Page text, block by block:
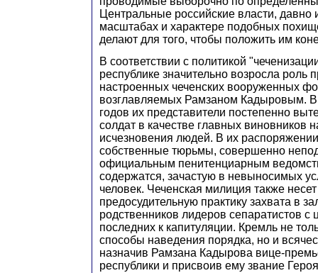
Центральные российские власти,
масштабах и характере подобных
делают для того, чтобы положить им
В соответствии с политикой
республике значительно возросла роль
настроенных чеченских вооруженных
возглавляемых Рамзаном Кадыровым. В
годов их представители постепенно
солдат в качестве главных виновников
исчезновения людей. В их
собственные тюрьмы, совершенно
официальным пенитенциарным
содержатся, зачастую в невыносимых
человек. Чеченская милиция также несет
предосудительную практику захвата в
родственников лидеров сепаратистов с
последних к капитуляции. Кремль не
способы наведения порядка, но и
назначив Рамзана Кадырова вице-
республики и присвоив ему звание